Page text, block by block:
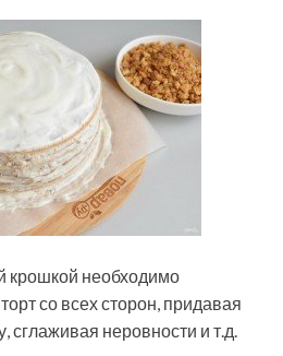
крошкой необходимо
со всех сторон, придавая
сглаживая неровности и т.д.